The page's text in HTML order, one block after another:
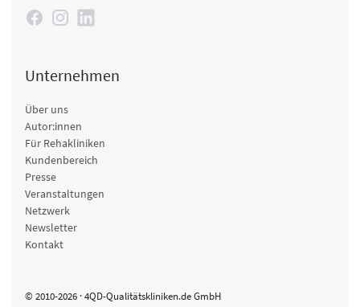
Unternehmen
Über uns
Autor:innen
Für Rehakliniken
Kundenbereich
Presse
Veranstaltungen
Netzwerk
Newsletter
Kontakt
© 2010-2026 · 4QD-Qualitätskliniken.de GmbH